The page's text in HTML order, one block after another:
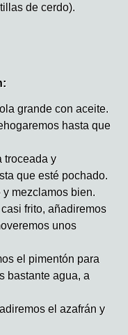
de cerdo).
grande con aceite.
hasta que
troceada y
que esté pochado.
mezclamos bien.
frito, añadiremos
unos
el pimentón para
bastante agua, a
el azafrán y